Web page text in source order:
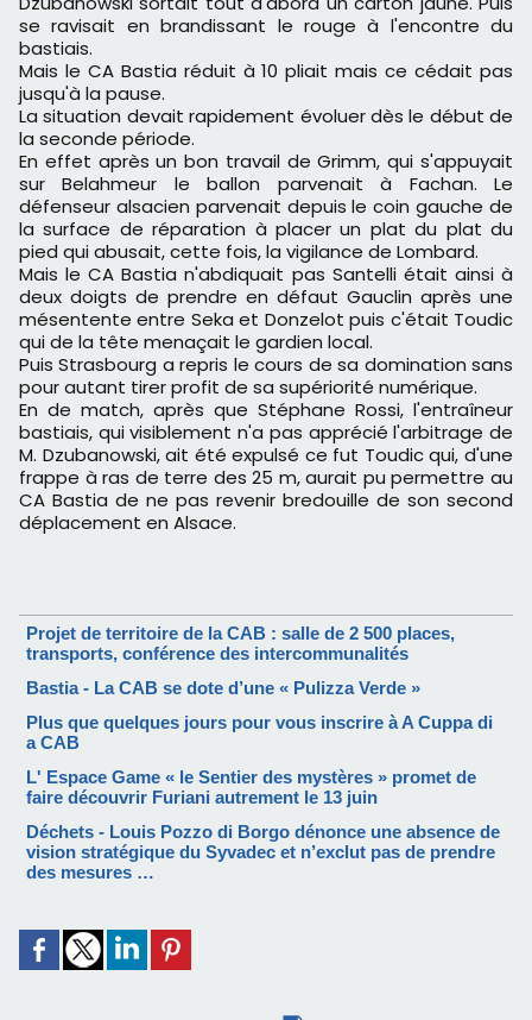
se ravisait en brandissant le rouge à l'encontre du
bastiais.
Mais le CA Bastia réduit à 10 pliait mais ce cédait pas
jusqu'à la pause.
La situation devait rapidement évoluer dès le début de
la seconde période.
En effet après un bon travail de Grimm, qui s'appuyait
sur Belahmeur le ballon parvenait à Fachan. Le
défenseur alsacien parvenait depuis le coin gauche de
la surface de réparation à placer un plat du plat du
pied qui abusait, cette fois, la vigilance de Lombard.
Mais le CA Bastia n'abdiquait pas Santelli était ainsi à
deux doigts de prendre en défaut Gauclin après une
mésentente entre Seka et Donzelot puis c'était Toudic
qui de la tête menaçait le gardien local.
Puis Strasbourg a repris le cours de sa domination sans
pour autant tirer profit de sa supériorité numérique.
En de match, après que Stéphane Rossi, l'entraîneur
bastiais, qui visiblement n'a pas apprécié l'arbitrage de
M. Dzubanowski, ait été expulsé ce fut Toudic qui, d'une
frappe à ras de terre des 25 m, aurait pu permettre au
CA Bastia de ne pas revenir bredouille de son second
déplacement en Alsace.
Projet de territoire de la CAB : salle de 2 500 places,
transports, conférence des intercommunalités
Bastia - La CAB se dote d’une « Pulizza Verde »
Plus que quelques jours pour vous inscrire à A Cuppa di
a CAB
L' Espace Game « le Sentier des mystères » promet de
faire découvrir Furiani autrement le 13 juin
Déchets - Louis Pozzo di Borgo dénonce une absence de
vision stratégique du Syvadec et n’exclut pas de prendre
des mesures …